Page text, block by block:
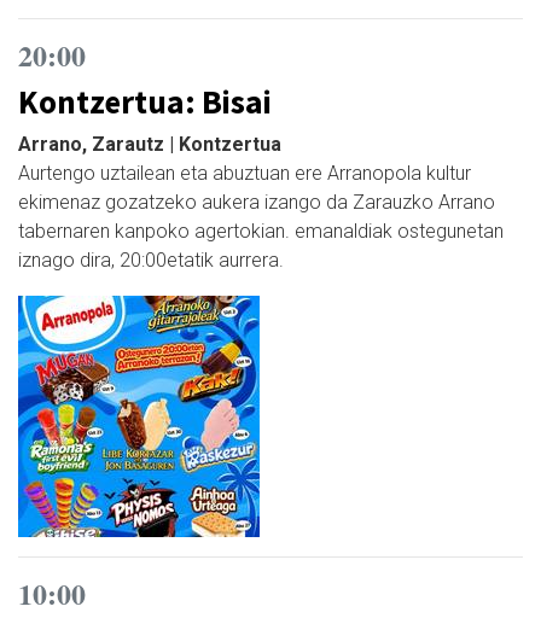
20:00
Kontzertua: Bisai
Arrano, Zarautz | Kontzertua
Aurtengo uztailean eta abuztuan ere Arranopola kultur
ekimenaz gozatzeko aukera izango da Zarauzko Arrano
tabernaren kanpoko agertokian. emanaldiak ostegunetan
iznago dira, 20:00etatik aurrera.
10:00